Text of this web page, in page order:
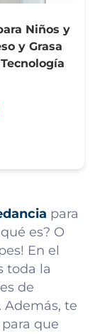
Niños y
y Grasa
para
es? O
En el
toda la
de
te
que